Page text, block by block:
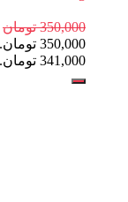
350,000 تومان
350,000 تومان.
341,000 تومان.